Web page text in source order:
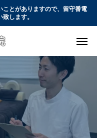
ことがありますので、留守番電
します。
アクセス